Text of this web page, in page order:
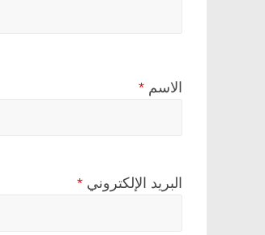
الاسم *
البريد الإلكتروني *